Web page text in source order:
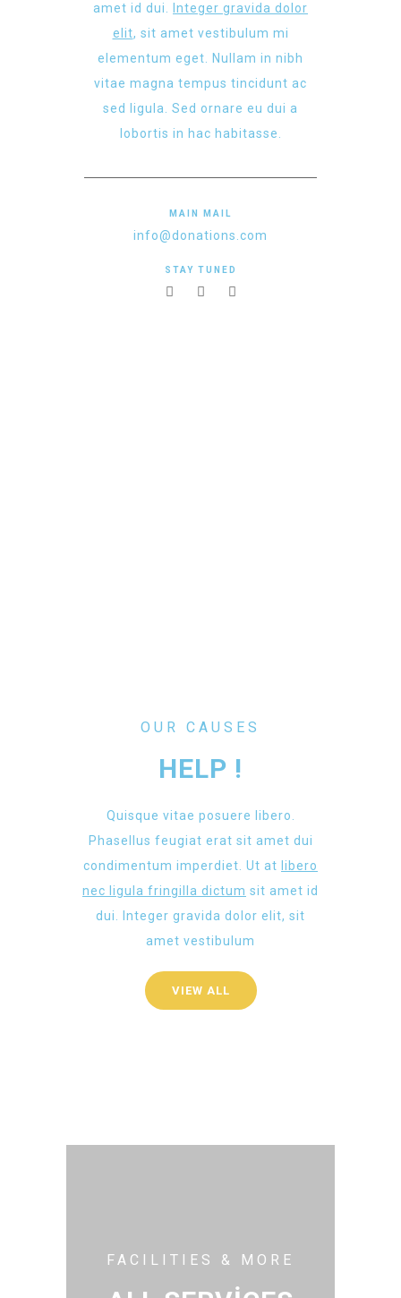
amet id dui.
Integer gravida dolor
elit, sit amet vestibulum mi
elementum eget. Nullam in nibh
vitae magna tempus tincidunt ac
sed ligula. Sed ornare eu dui a
lobortis in hac habitasse.
MAIN MAIL
info@donations.com
STAY TUNED
OUR CAUSES
HELP !
Quisque vitae posuere libero.
Phasellus feugiat erat sit amet dui
condimentum imperdiet. Ut at libero
nec ligula fringilla dictum sit amet id
dui. Integer gravida dolor elit, sit
amet vestibulum
VIEW ALL
FACILITIES & MORE